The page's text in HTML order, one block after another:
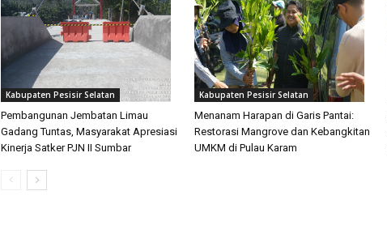
Kabupaten Pesisir Selatan
Pembangunan Jembatan Limau
Gadang Tuntas, Masyarakat Apresiasi
Kinerja Satker PJN II Sumbar
Kabupaten Pesisir Selatan
Menanam Harapan di Garis Pantai:
Restorasi Mangrove dan Kebangkitan
UMKM di Pulau Karam